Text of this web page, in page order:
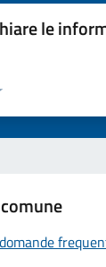
le
pagina
5 stelle su 5
stelle su 5
su 5
5